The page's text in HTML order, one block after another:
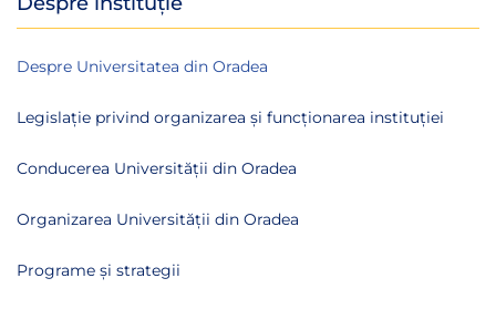
Despre Universitatea din Oradea
Legislație privind organizarea și funcționarea instituției
Conducerea Universității din Oradea
Organizarea Universității din Oradea
Programe și strategii